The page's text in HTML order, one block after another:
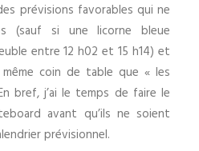
prévisions favorables qui ne
(sauf si une licorne bleue
entre 12 h02 et 15 h14) et
coin de table que « les
bref, j’ai le temps de faire le
avant qu’ils ne soient
prévisionnel.